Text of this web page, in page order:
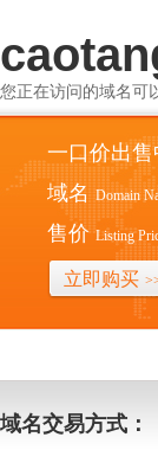
您正在访问的域名可
一口价出售
域名 Domain
售价 Listing
立即购买
域名交易方式：